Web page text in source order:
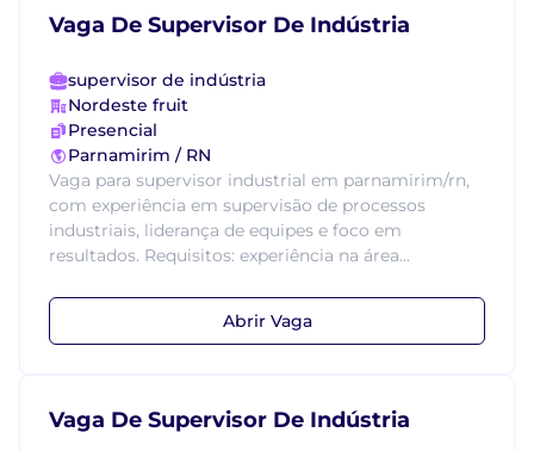
Vaga De Supervisor De Indústria
supervisor de indústria
Nordeste fruit
Presencial
Parnamirim / RN
Vaga para supervisor industrial em parnamirim/rn,
com experiência em supervisão de processos
industriais, liderança de equipes e foco em
resultados. Requisitos: experiência na área...
Abrir Vaga
Vaga De Supervisor De Indústria